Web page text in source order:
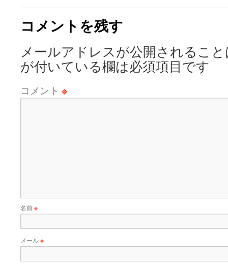
コメントを残す
メールアドレスが公開されるこ
が付いている欄は必須項目です
コメント ※
名前※
メール※